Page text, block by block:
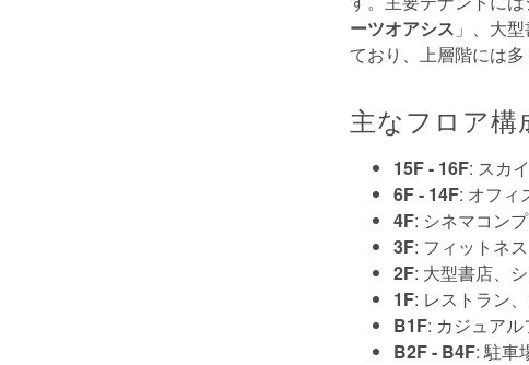
ーツオアシス 」、大
ており、上層階には
主なフロア構
15F - 16F: スカ
6F - 14F: オフィ
4F: シネマコン
3F: フィットネ
2F: 大型書店、
1F: レストラン
B1F: カジュア
B2F - B4F: 駐車